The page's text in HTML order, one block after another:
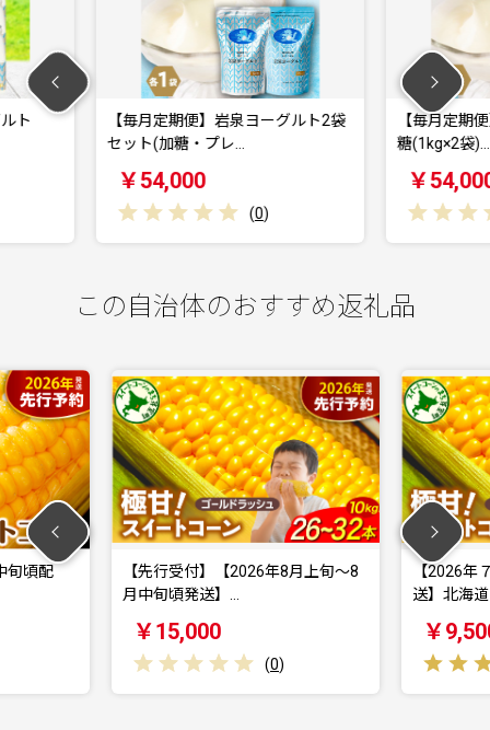
ーグルト2袋
【毎月定期便】岩泉ヨーグルト 加
糖(1kg×2袋)…
￥54,000
【毎
レー
￥
この自治体のおすすめ返礼品
【2026年8月上旬〜8
【2026年７月下旬～8月中旬頃発
送】北海道十勝芽…